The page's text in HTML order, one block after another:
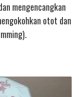
mengencangkan
otot dan